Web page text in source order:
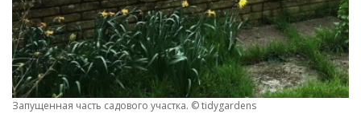
Запущенная часть садового участка. © tidygardens